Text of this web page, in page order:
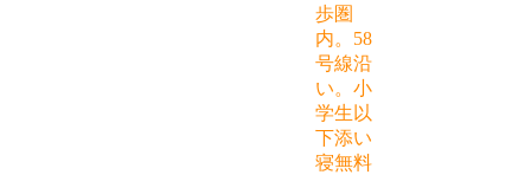
歩圏
内。58
号線沿
い。小
学生以
下添い
寝無料